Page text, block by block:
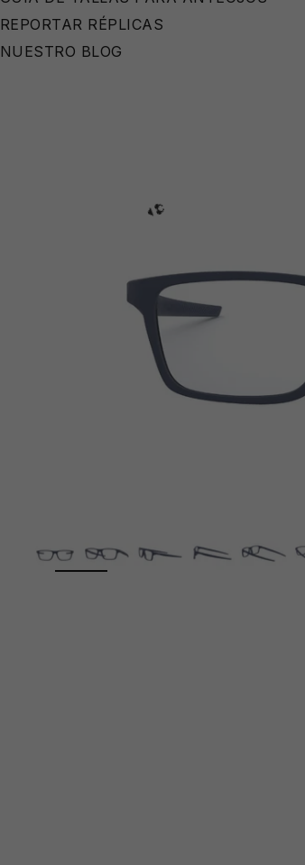
REPORTAR RÉPLICAS
NUESTRO BLOG
ZOOM